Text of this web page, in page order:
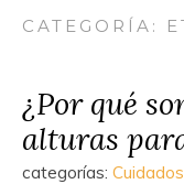
CATEGORÍA:
¿Por qué
alturas
categorías: Cuidados